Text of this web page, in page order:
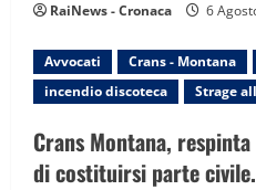
RaiNews - Cronaca 6
Avvocati Crans - Montana
incendio discoteca
Strage
Crans Montana,
di costituirsi parte